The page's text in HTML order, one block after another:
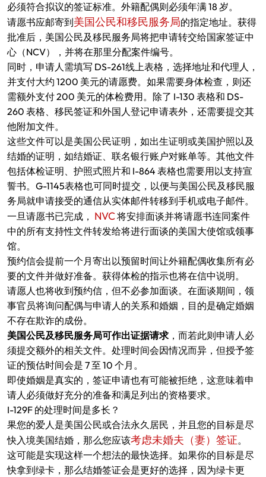
必须符合拟议的签证标准。外籍配偶则必须年满 18 岁。
请愿书应邮寄到美国公民和移民服务局的指定地址。获得
批准后，美国公民及移民服务局将把申请转交给国家签证中
心（NCV），并将在那里分配案件编号。
同时，申请人需填写 DS-261线上表格，选择地址和代理人，
并支付大约 1200 美元的请愿费。如果需要身体检查，则还
需额外支付 200 美元的体检费用。除了 I-130 表格和 DS-
260 表格、移民签证和外国人登记申请表外，还需要提交其
他附加文件。
这些文件可以是美国公民证明，如出生证明或美国护照以及
结婚的证明，如结婚证、联名银行账户对账单等。其他文件
包括体检证明、护照式照片和 I-864 表格也需要用以支持宣
誓书。G-1145表格也可同时提交，以便与美国公民及移民服
务局就申请接受的通信从实体邮件转移到手机或电子邮件。
一旦请愿书已完成， NVC将安排面谈并将请愿书连同案件
中的所有支持性文件转发给将进行面谈的美国大使馆或领事
馆。
预约信会提前一个月寄出以预留时间让外籍配偶收集所有必
要的文件并做好准备。获得体检的指示也将在信中说明。
请愿人也将收到预约信，但不必参加面谈。在面谈期间，领
事官员将询问配偶与申请人的关系和婚姻，目的是确定婚姻
不存在欺诈的成份。
美国公民及移民服务局可作出证据请求，而若此则申请人必
须提交额外的相关文件。处理时间会因情况而异，但授予签
证的预估时间会是 7 至 10 个月。
即使婚姻是真实的，签证申请也有可能被拒绝，这意味着申
请人必须做好充分的准备和满足列出的资格要求。
I-129F 的处理时间是多长？
果您的爱人是美国公民或合法永久居民，并且您的目标是尽
快入境美国结婚，那么您应该考虑未婚夫（妻）签证。
这可能是实现这样一个想法的最快选择。如果你的目标是尽
快拿到绿卡，那么结婚签证会是更好的选择，因为绿卡更